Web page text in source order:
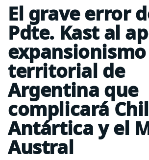
El grave error
Pdte. Kast al
expansionismo
territorial de
Argentina que
complicará
Antártica y el
Austral